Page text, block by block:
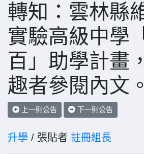
轉知：雲林縣
實驗高級中學
百」助學計畫
趣者參閱內文。
上一則公告 下一則公告
升學 / 張貼者 註冊組長